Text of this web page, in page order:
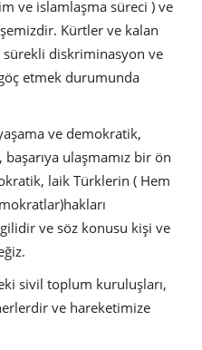
ve islamlaşma süreci ) ve
Kürtler ve kalan
diskriminasyon ve
etmek durumunda
ve demokratik,
ulaşmamız bir ön
laik Türklerin ( Hem
ve söz konusu kişi ve
sivil toplum kuruluşları,
ve hareketimize